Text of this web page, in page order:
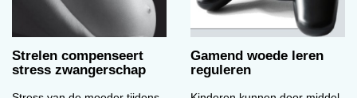
Strelen compenseert
stress zwangerschap
Gamend woede leren
reguleren